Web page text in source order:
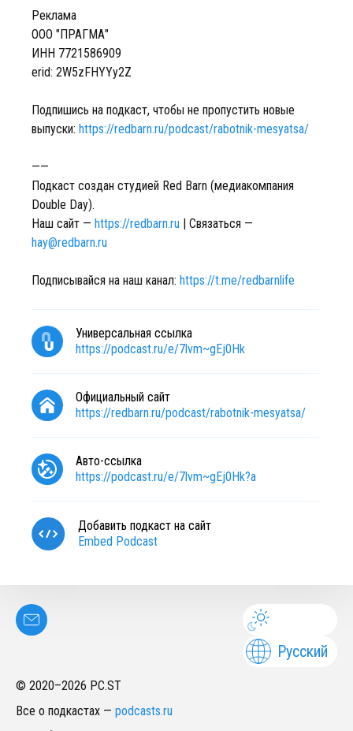
Реклама
ООО "ПРАГМА"
ИНН 7721586909
erid: 2W5zFHYYy2Z
Подпишись на подкаст, чтобы не пропустить новые
выпуски: https://redbarn.ru/podcast/rabotnik-mesyatsa/
——
Подкаст создан студией Red Barn (медиакомпания
Double Day).
Наш сайт — https://redbarn.ru | Связаться —
hay@redbarn.ru
Подписывайся на наш канал: https://t.me/redbarnlife
Универсальная ссылка
https://podcast.ru/e/7lvm~gEj0Hk
Официальный сайт
https://redbarn.ru/podcast/rabotnik-mesyatsa/
Авто-ссылка
https://podcast.ru/e/7lvm~gEj0Hk?a
Добавить подкаст на сайт
Embed Podcast
Русский
© 2020–2026 PC.ST
Все о подкастах — podcasts.ru